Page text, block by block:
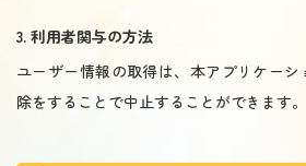
3. 利用者関与の方法
ユーザー情報の取得は、本アプリケー
除をすることで中止することができます。